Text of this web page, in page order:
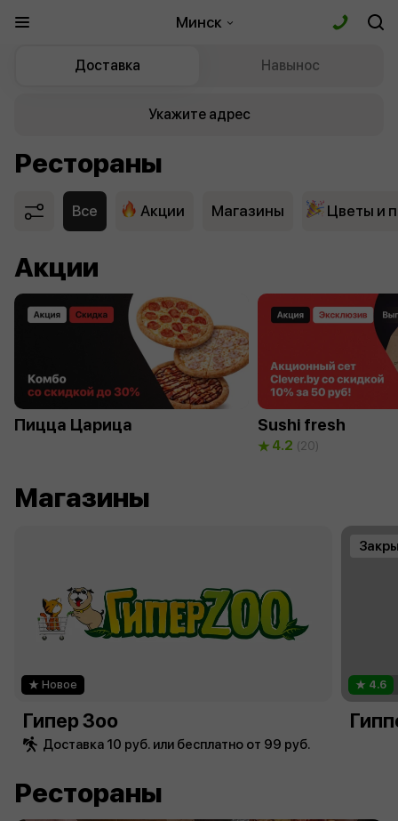
Минск
Доставка Навынос
Укажите адрес
Рестораны
Все Акции Магазины Цветы и
Акции
Пицца Царица Sushi fresh
4.2 (20)
Магазины
Новое
Гипер Зоо
Доставка 10 руб. или бесплатно от 99 руб.
4.6
Рестораны